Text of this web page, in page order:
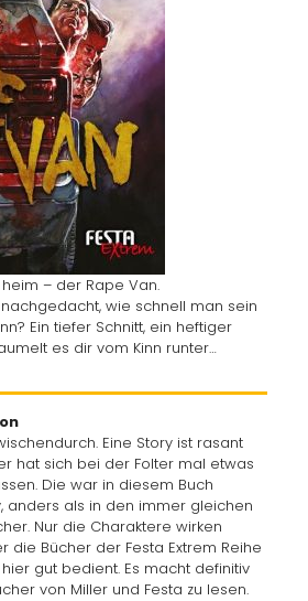
– der Rape Van.
wie schnell man sein
Ein tiefer Schnitt, ein heftiger
es dir vom Kinn runter…
Eine Story ist rasant
hat sich bei der Folter mal etwas
Die war in diesem Buch
anders als in den immer gleichen
Nur die Charaktere wirken
die Bücher der Festa Extrem Reihe
gut bedient. Es macht definitiv
von Miller und Festa zu lesen.